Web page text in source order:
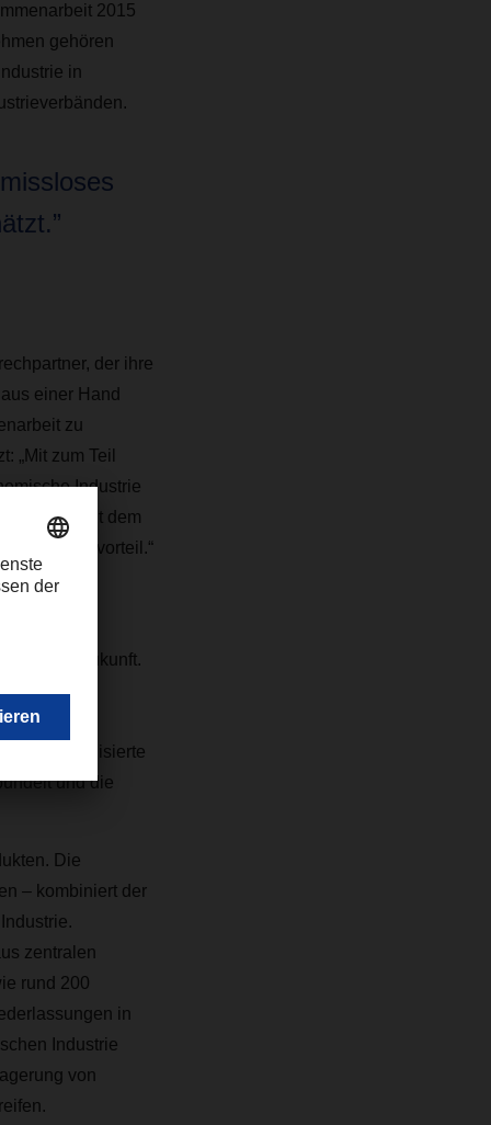
2015
gehören
in
der ihre
einer Hand
zu
„Mit zum Teil
Industrie
Partner mit dem
Zukunft.
Industrie
eine spezialisierte
und die
Die
– kombiniert der
zentralen
rund 200
in
Industrie
von
.